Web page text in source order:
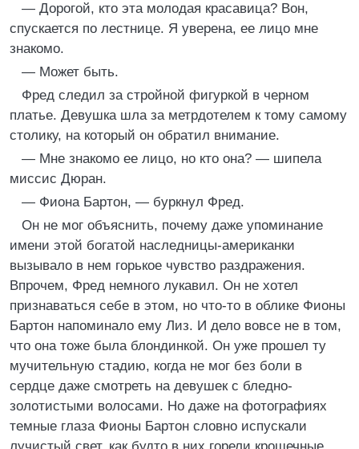
— Дорогой, кто эта молодая красавица? Вон,
спускается по лестнице. Я уверена, ее лицо мне
знакомо.
— Может быть.
Фред следил за стройной фигуркой в черном
платье. Девушка шла за метрдотелем к тому самому
столику, на который он обратил внимание.
— Мне знакомо ее лицо, но кто она? — шипела
миссис Дюран.
— Фиона Бартон, — буркнул Фред.
Он не мог объяснить, почему даже упоминание
имени этой богатой наследницы-американки
вызывало в нем горькое чувство раздражения.
Впрочем, Фред немного лукавил. Он не хотел
признаваться себе в этом, но что-то в облике Фионы
Бартон напоминало ему Лиз. И дело вовсе не в том,
что она тоже была блондинкой. Он уже прошел ту
мучительную стадию, когда не мог без боли в
сердце даже смотреть на девушек с бледно-
золотистыми волосами. Но даже на фотографиях
темные глаза Фионы Бартон словно испускали